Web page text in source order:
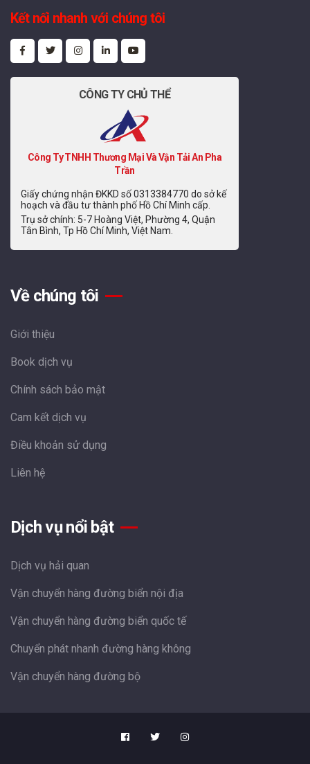
Kết nối nhanh với chúng tôi
CÔNG TY CHỦ THỂ
Công Ty TNHH Thương Mại Và Vận Tải An Pha
Trần
Giấy chứng nhận ĐKKD số 0313384770 do sở kế
hoạch và đầu tư thành phố Hồ Chí Minh cấp.
Trụ sở chính: 5-7 Hoàng Việt, Phường 4, Quận
Tân Bình, Tp Hồ Chí Minh, Việt Nam.
Về chúng tôi
Giới thiệu
Book dịch vụ
Chính sách bảo mật
Cam kết dịch vụ
Điều khoản sử dụng
Liên hệ
Dịch vụ nổi bật
Dịch vụ hải quan
Vận chuyển hàng đường biển nội địa
Vận chuyển hàng đường biển quốc tế
Chuyển phát nhanh đường hàng không
Vận chuyển hàng đường bộ